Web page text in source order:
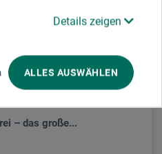
Details zeigen
ALLES AUSWÄHLEN
– das große...